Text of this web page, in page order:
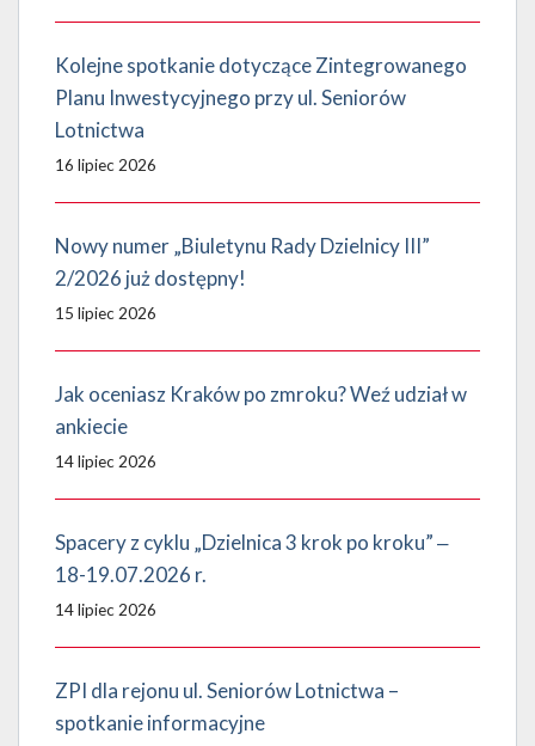
Kolejne spotkanie dotyczące Zintegrowanego
Planu Inwestycyjnego przy ul. Seniorów
Lotnictwa
16 lipiec 2026
Nowy numer „Biuletynu Rady Dzielnicy III”
2/2026 już dostępny!
15 lipiec 2026
Jak oceniasz Kraków po zmroku? Weź udział w
ankiecie
14 lipiec 2026
Spacery z cyklu „Dzielnica 3 krok po kroku” ‒
18-19.07.2026 r.
14 lipiec 2026
ZPI dla rejonu ul. Seniorów Lotnictwa –
spotkanie informacyjne